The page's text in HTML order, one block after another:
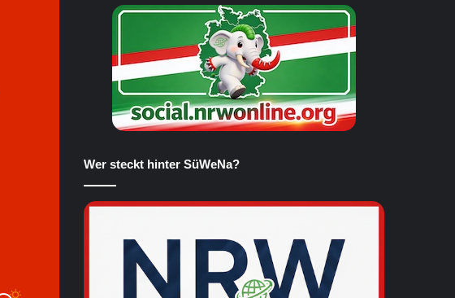
Wer steckt hinter SüWeNa?